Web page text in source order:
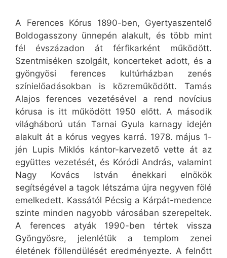
A Ferences Kórus 1890-ben, Gyertyaszentelő
Boldogasszony ünnepén alakult, és több mint
fél évszázadon át férfikarként működött.
Szentmiséken szolgált, koncerteket adott, és a
gyöngyösi ferences kultúrházban zenés
színielőadásokban is közreműködött. Tamás
Alajos ferences vezetésével a rend novícius
kórusa is itt működött 1950 előtt. A második
világháború után Tarnai Gyula karnagy idején
alakult át a kórus vegyes karrá. 1978. május 1-
jén Lupis Miklós kántor-karvezető vette át az
együttes vezetését, és Kóródi András, valamint
Nagy Kovács István énekkari elnökök
segítségével a tagok létszáma újra negyven fölé
emelkedett. Kassától Pécsig a Kárpát-medence
szinte minden nagyobb városában szerepeltek.
A ferences atyák 1990-ben tértek vissza
Gyöngyösre, jelenlétük a templom zenei
életének föllendülését eredményezte. A felnőtt